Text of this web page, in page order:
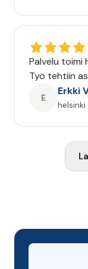
Palvelu toimi
Työ tehtiin
E
Erkki
helsinki